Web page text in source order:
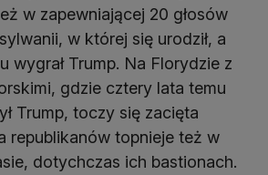
w zapewniającej 20 głosów
w której się urodził, a
wygrał Trump. Na Florydzie z
gdzie cztery lata temu
Trump, toczy się zacięta
republikanów topnieje też w
dotychczas ich bastionach.